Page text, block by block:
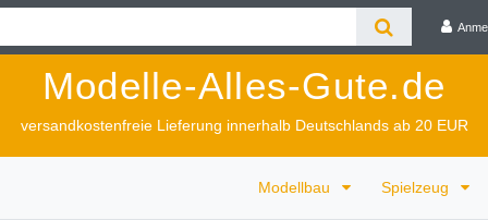
Modelle-Alles-Gute.de
versandkostenfreie Lieferung innerhalb Deutschlands ab 20 EUR
Modellbau Spielzeug